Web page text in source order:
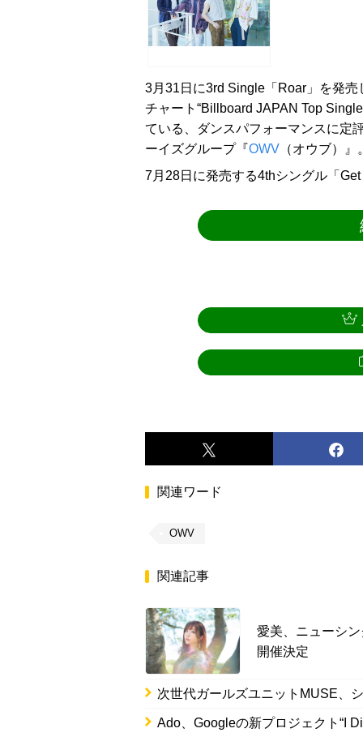
3月31日に3rd Single「Roar」を発
チャート“Billboard JAPAN Top
ている、ダンスパフォーマンスに定
ーイズグループ『OWV （オウブ）』
7月28日に発売する4thシングル「
関連ワード
OWV
関連記事
愛美、ニューシ
開催決定
次世代ガールズユニットMUSE、
Ado、Googleの新プロジェクト“I